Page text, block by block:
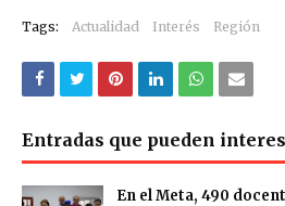
Tags: Actualidad Interés Región
Entradas que pueden
En el Meta, 490